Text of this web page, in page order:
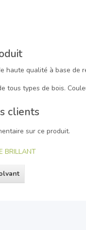
haute qualité à base de
types de bois.
clients
sur ce produit.
BRILLANT